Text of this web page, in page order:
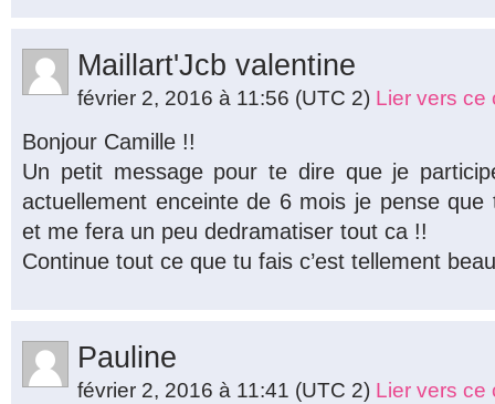
Maillart'Jcb valentine
février 2, 2016 à 11:56 (UTC 2) Lier vers ce
Bonjour Camille !!
Un petit message pour te dire que je
actuellement enceinte de 6 mois je pense
et me fera un peu dedramatiser tout ca !!
Continue tout ce que tu fais c’est tellement
Pauline
février 2, 2016 à 11:41 (UTC 2) Lier vers ce